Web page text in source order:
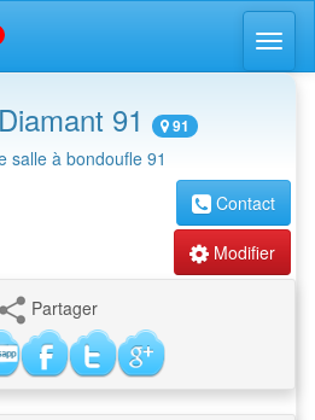
91 91
salle à bondoufle 91
Contact
Modifier
Partager